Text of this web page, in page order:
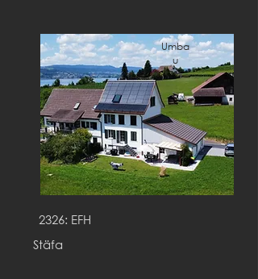
Umba
u
2326: EFH
Stäfa